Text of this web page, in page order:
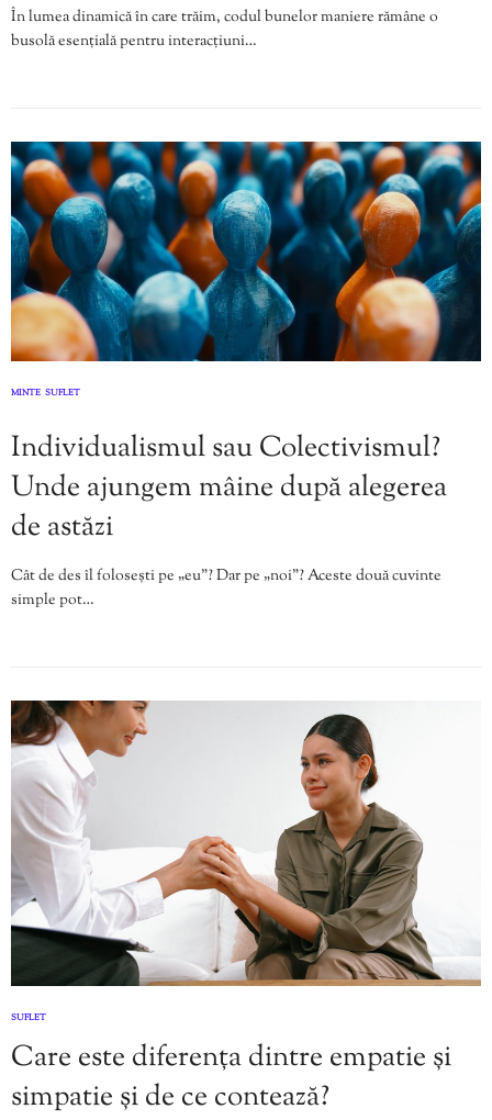
În lumea dinamică în care trăim, codul bunelor maniere rămâne o
busolă esențială pentru interacțiuni…
MINTE SUFLET
Individualismul sau Colectivismul?
Unde ajungem mâine după alegerea
de astăzi
Cât de des îl folosești pe „eu”? Dar pe „noi”? Aceste două cuvinte
simple pot…
SUFLET
Care este diferența dintre empatie și
simpatie și de ce contează?